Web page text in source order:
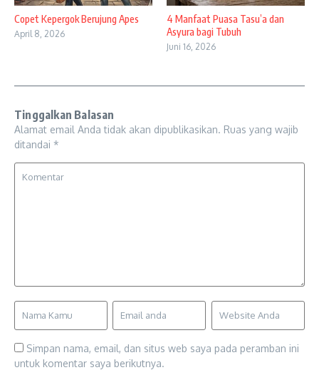
Copet Kepergok Berujung Apes
April 8, 2026
4 Manfaat Puasa Tasu’a dan
Asyura bagi Tubuh
Juni 16, 2026
Tinggalkan Balasan
Alamat email Anda tidak akan dipublikasikan. Ruas yang wajib
ditandai *
Simpan nama, email, dan situs web saya pada peramban ini
untuk komentar saya berikutnya.